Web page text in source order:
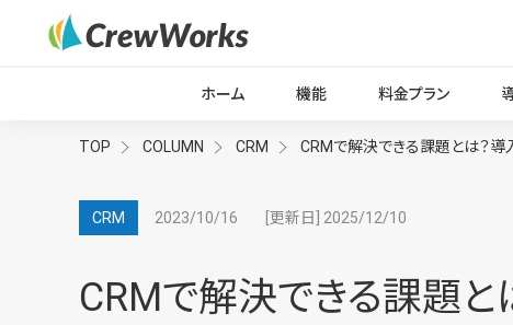
ホーム 機能 料金プラン
TOP COLUMN CRM CRMで解決できる課題とは？
CRM 2023/10/16 [更新日] 2025/12/10
CRMで解決できる課題